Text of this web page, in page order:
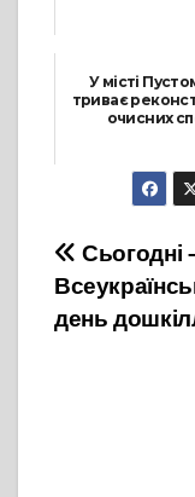
У місті
триває
очисних
20 Липня,
записів
Сьогодні
день